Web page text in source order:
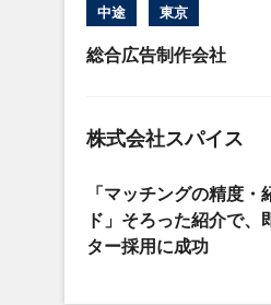
中途 東京
総合広告制作会社
株式会社スパイス
「マッチングの精度・
ド」そろった紹介で、
ター採用に成功